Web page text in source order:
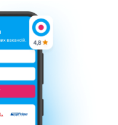
Кар’єра
Умови використання